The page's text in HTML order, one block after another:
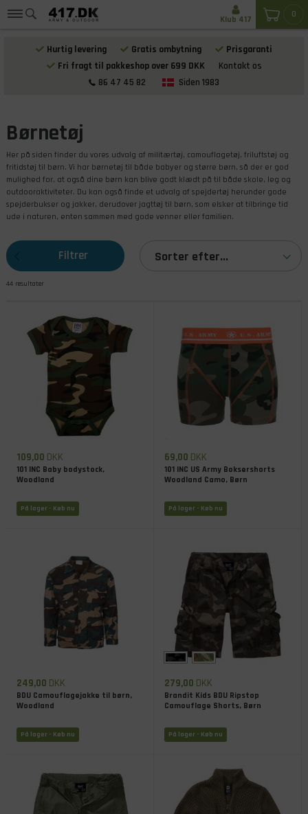
Hurtig levering Gratis ombytning
Prisgaranti
Fri fragt til pakkeshop over 699 DKK
Kontakt os
86 47 45 82
Siden 1983
0
Klub 417
Børnetøj
Her på siden finder du vores udvalg af militærtøj, camouflagetøj, friluftstøj og
fritidstøj til børn. Vi har børnetøj til både babyer og større børn, så der er god
mulighed for, at også dine børn kan blive godt klædt på til både skole, leg og
outdooraktiviteter. Du kan også finde et udvalg af spejdertøj herunder gode
spejderbukser og jakker, derudover jagttøj til børn, som elsker at tilbringe tid
ude i naturen, enten sammen med gode venner eller familien.
Filtrer
produkterne
Sorter efter...
44 resultater
109,00 DKK
101 INC Baby bodystock,
Woodland
På lager - Køb nu
69,00 DKK
101 INC US Army Boksershorts
Woodland Camo, Børn
På lager - Køb nu
249,00 DKK
BDU Camouflagejakke til børn,
Woodland
På lager - Køb nu
279,00 DKK
Brandit Kids BDU Ripstop
Camouflage Shorts, Børn
På lager - Køb nu